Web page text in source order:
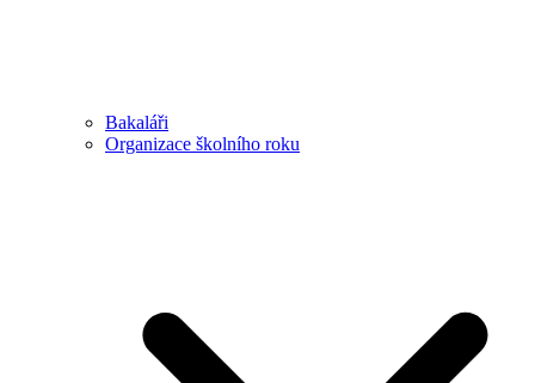
Bakaláři
Organizace školního roku